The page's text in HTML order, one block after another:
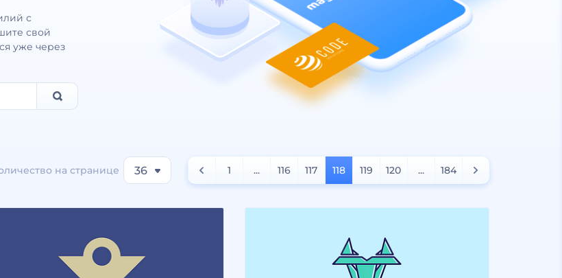
с
свой
уже через
на странице 36 1 ... 116 117 118 119 120 ... 184